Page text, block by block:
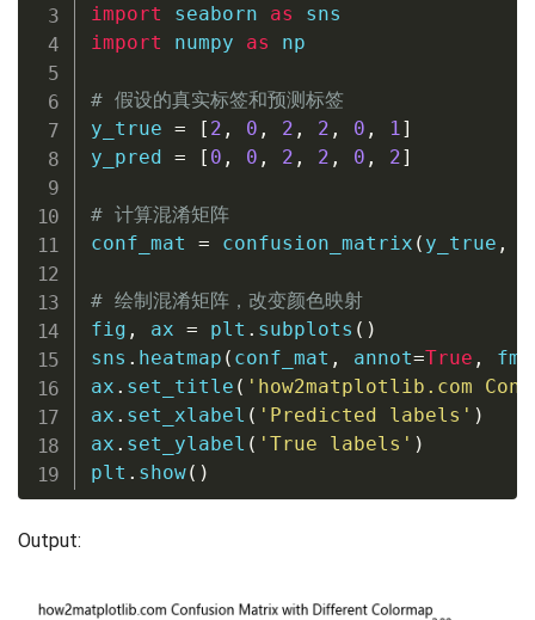
import seaborn as
import numpy as np
# 假设的真实标签和预测标签
y_true = [ 2 , 0 , 2 , 2 , 0 , 1 ]
y_pred = [ 0 , 0 , 2 , 2 , 0 , 2]
# 计算混淆矩阵
conf_mat = confusion_matrix ( y_true ,
# 绘制混淆矩阵，改变颜色映射
fig , ax = plt . subplots ( )
sns . heatmap ( conf_mat , annot=True , fmt
ax . set_title ( 'how2matplotlib.com
ax . set_xlabel ( 'Predicted labels' )
ax . set_ylabel ( 'True labels' )
plt . show( )
Output: